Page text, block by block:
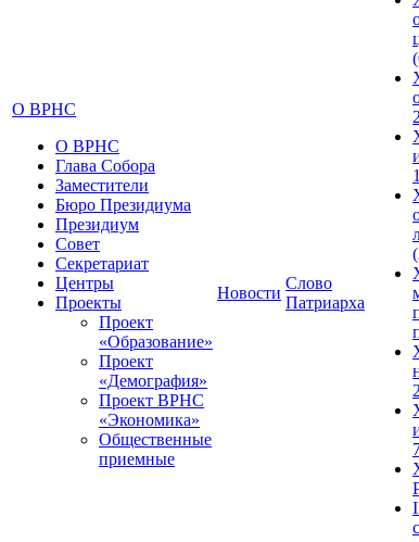
О ВРНС
О ВРНС
Глава Собора
Заместители
Бюро Президиума
Президиум
Совет
Секретариат
Центры
Проекты
Проект
«Образование»
Проект
«Демография»
Проект ВРНС
«Экономика»
Общественные
приемные
Новости
Слово
Патриарха